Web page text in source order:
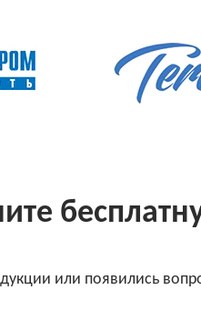
или появились